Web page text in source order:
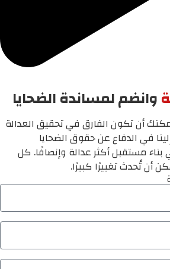
وانضم لمساندة الضحايا
أن تكون الفارق في تحقيق العدالة
في الدفاع عن حقوق الضحايا
مستقبل أكثر عدالة وإنصافًا. كل
أن تُحدث تغييرًا كبيرًا.